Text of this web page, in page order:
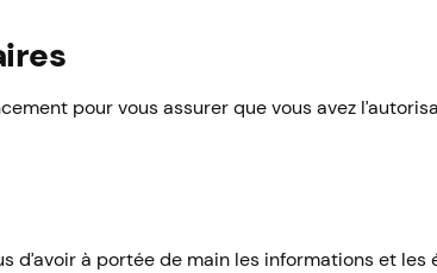
pour vous assurer que vous avez
d’avoir à portée de main les informations et les